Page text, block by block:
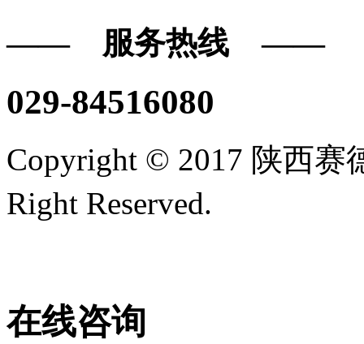
—— 服务热线 ——
029-84516080
Copyright © 2017 陕西
Right Reserved.
在线咨询